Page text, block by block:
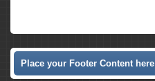
Place your Footer Content here